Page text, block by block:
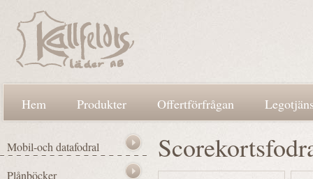
Hem Produkter Offertförfrågan